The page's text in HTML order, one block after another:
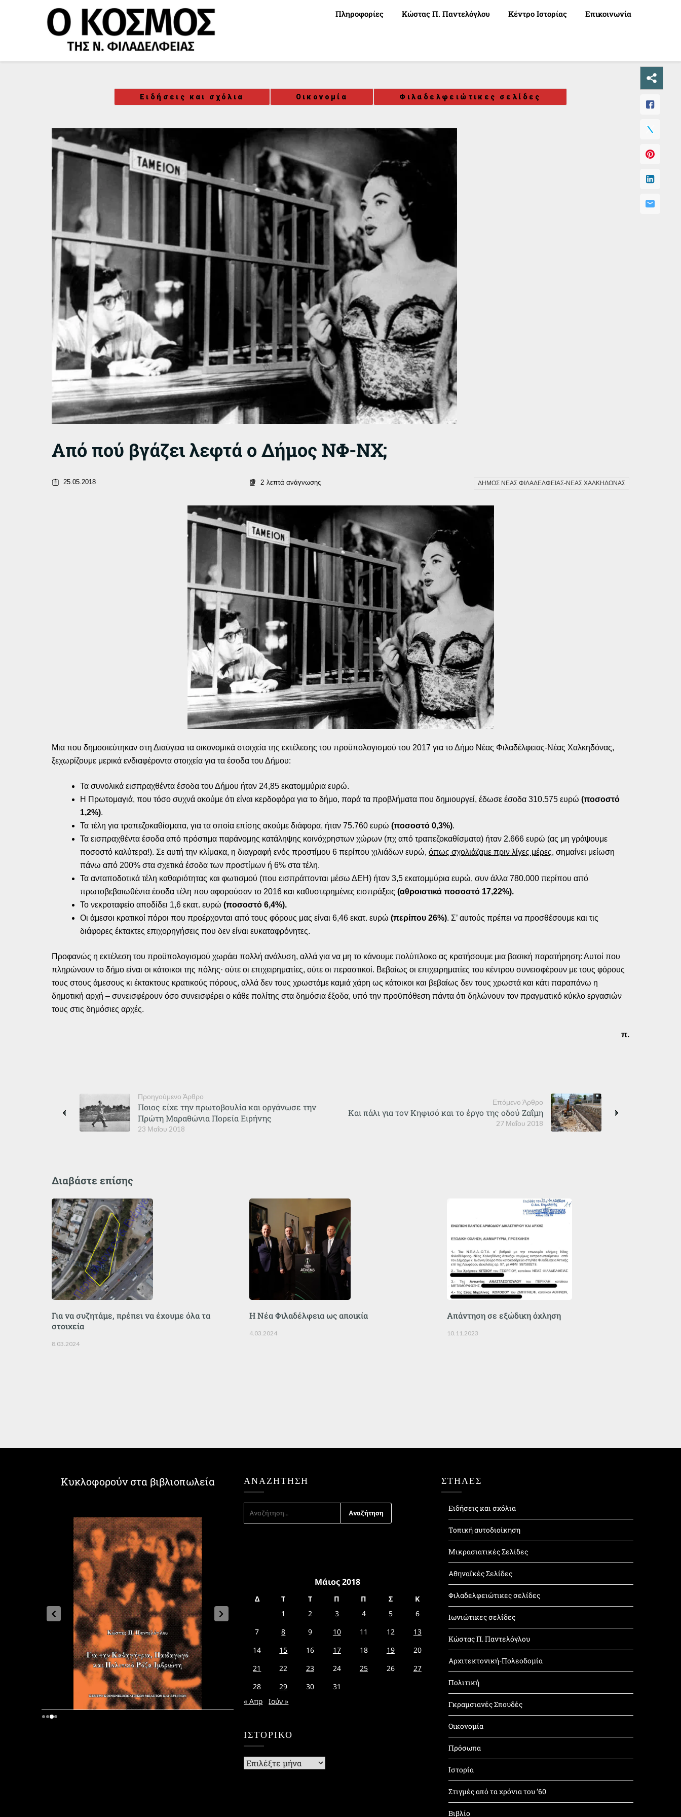
Πληροφορίες Κώστας Π. Παντελόγλου Κέντρο Ιστορίας Επικοινωνία
Ειδήσεις και σχόλια Οικονομία Φιλαδελφειώτικες σελίδες
Από πού βγάζει λεφτά ο Δήμος ΝΦ-ΝΧ;
25.05.2018 2 λεπτά ανάγνωσης ΔΗΜΟΣ ΝΕΑΣ ΦΙΛΑΔΕΛΦΕΙΑΣ-ΝΕΑΣ ΧΑΛΚΗΔΟΝΑΣ
Μια που δημοσιεύτηκαν στη Διαύγεια τα οικονομικά στοιχεία της εκτέλεσης του προϋπολογισμού του 2017 για το Δήμο Νέας Φιλαδέλφειας-Νέας Χαλκηδόνας,
ξεχωρίζουμε μερικά ενδιαφέροντα στοιχεία για τα έσοδα του Δήμου:
Τα συνολικά εισπραχθέντα έσοδα του Δήμου ήταν 24,85 εκατομμύρια ευρώ.
Η Πρωτομαγιά, που τόσο συχνά ακούμε ότι είναι κερδοφόρα για το δήμο, παρά τα προβλήματα που δημιουργεί, έδωσε έσοδα 310.575 ευρώ (ποσοστό
1,2%).
Τα τέλη για τραπεζοκαθίσματα, για τα οποία επίσης ακούμε διάφορα, ήταν 75.760 ευρώ (ποσοστό 0,3%).
Τα εισπραχθέντα έσοδα από πρόστιμα παράνομης κατάληψης κοινόχρηστων χώρων (πχ από τραπεζοκαθίσματα) ήταν 2.666 ευρώ (ας μη γράψουμε
ποσοστό καλύτερα!). Σε αυτή την κλίμακα, η διαγραφή ενός προστίμου 6 περίπου χιλιάδων ευρώ, όπως σχολιάζαμε πριν λίγες μέρες, σημαίνει μείωση
πάνω από 200% στα σχετικά έσοδα των προστίμων ή 6% στα τέλη.
Τα ανταποδοτικά τέλη καθαριότητας και φωτισμού (που εισπράττονται μέσω ΔΕΗ) ήταν 3,5 εκατομμύρια ευρώ, συν άλλα 780.000 περίπου από
πρωτοβεβαιωθέντα έσοδα τέλη που αφορούσαν το 2016 και καθυστερημένες εισπράξεις (αθροιστικά ποσοστό 17,22%).
Το νεκροταφείο αποδίδει 1,6 εκατ. ευρώ (ποσοστό 6,4%).
Οι άμεσοι κρατικοί πόροι που προέρχονται από τους φόρους μας είναι 6,46 εκατ. ευρώ (περίπου 26%). Σ’ αυτούς πρέπει να προσθέσουμε και τις
διάφορες έκτακτες επιχορηγήσεις που δεν είναι ευκαταφρόνητες.
Προφανώς η εκτέλεση του προϋπολογισμού χωράει πολλή ανάλυση, αλλά για να μη το κάνουμε πολύπλοκο ας κρατήσουμε μια βασική παρατήρηση: Αυτοί που
πληρώνουν το δήμο είναι οι κάτοικοι της πόλης· ούτε οι επιχειρηματίες, ούτε οι περαστικοί. Βεβαίως οι επιχειρηματίες του κέντρου συνεισφέρουν με τους φόρους
τους στους άμεσους κι έκτακτους κρατικούς πόρους, αλλά δεν τους χρωστάμε καμιά χάρη ως κάτοικοι και βεβαίως δεν τους χρωστά και κάτι παραπάνω η
δημοτική αρχή – συνεισφέρουν όσο συνεισφέρει ο κάθε πολίτης στα δημόσια έξοδα, υπό την προϋπόθεση πάντα ότι δηλώνουν τον πραγματικό κύκλο εργασιών
τους στις δημόσιες αρχές.
π.
Προηγούμενο Άρθρο
23 Μαΐου 2018
Ποιος είχε την πρωτοβουλία και οργάνωσε την
Πρώτη Μαραθώνια Πορεία Ειρήνης
Επόμενο Άρθρο
27 Μαΐου 2018
Και πάλι για τον Κηφισό και το έργο της οδού Ζαΐμη
Διαβάστε επίσης
Για να συζητάμε, πρέπει να έχουμε όλα τα
στοιχεία
8.03.2024
Η Νέα Φιλαδέλφεια ως αποικία
4.03.2024
Απάντηση σε εξώδικη όχληση
10.11.2023
Κυκλοφορούν στα βιβλιοπωλεία ΑΝΑΖΉΤΗΣΗ
ΓΙΑ:
Μάιος 2018
Δ Τ Τ Π Π Σ
Κ
1
2 3 4 5
6
7
8 9 10 11 12
13
14
15 16 17 18 19
20
21
22 23 24 25 26
27
28
29 30
31
« Απρ
Ιούν »
ΙΣΤΟΡΙΚΌ
Ιστορικό
ΣΤΗΛΕΣ
Ειδήσεις και σχόλια
Τοπική αυτοδιοίκηση
Μικρασιατικές Σελίδες
Αθηναϊκές Σελίδες
Φιλαδελφειώτικες σελίδες
Ιωνιώτικες σελίδες
Κώστας Π. Παντελόγλου
Αρχιτεκτονική-Πολεοδομία
Πολιτική
Γκραμσιανές Σπουδές
Οικονομία
Πρόσωπα
Ιστορία
Στιγμές από τα χρόνια του ’60
Βιβλίο